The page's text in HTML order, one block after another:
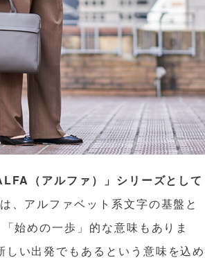
（アルファ）」シリーズとして
、アルファベット系文字の基盤と
始めの一歩」的な意味もありま
い出発でもあるという意味を込め